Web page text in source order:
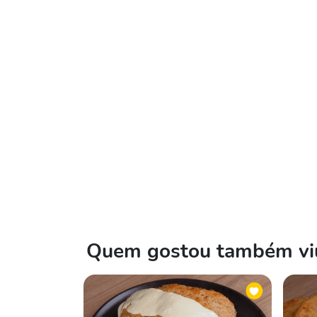
Quem gostou também